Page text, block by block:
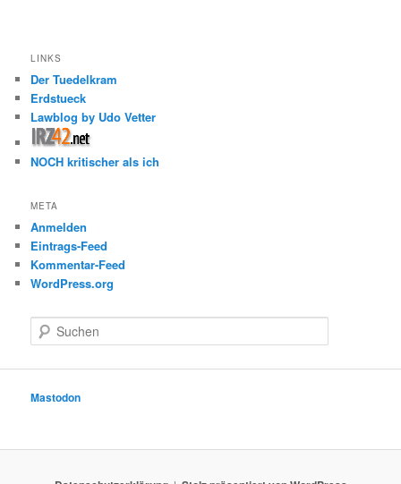
LINKS
Der Tuedelkram
Erdstueck
Lawblog by Udo Vetter
NOCH kritischer als ich
META
Anmelden
Eintrags-Feed
Kommentar-Feed
WordPress.org
u
e
Mastodon